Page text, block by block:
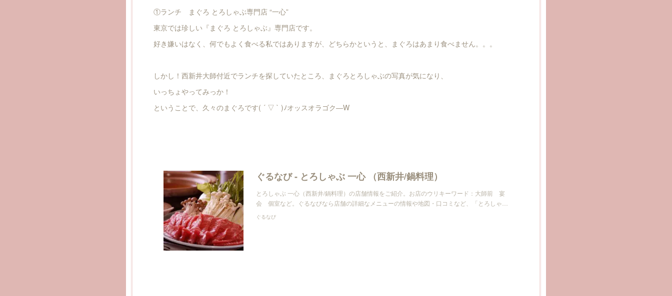
①ランチ まぐろ とろしゃぶ専門店 “一心”
東京では珍しい『まぐろ とろしゃぶ』専門店です。
好き嫌いはなく、何でもよく食べる私ではありますが、どちらかというと、まぐろはあまり食べません。。。
しかし！西新井大師付近でランチを探していたところ、まぐろとろしゃぶの写真が気になり、
いっちょやってみっか！
ということで、久々のまぐろです( ´ ▽ ` )ﾉオッスオラゴク―W
ぐるなび - とろしゃぶ 一心 （西新井/鍋料理）
とろしゃぶ 一心（西新井/鍋料理）の店舗情報をご紹介。お店のウリキーワード：大師前 宴
会 個室など。ぐるなびなら店舗の詳細なメニューの情報や地図・口コミなど、「とろしゃ…
ぐるなび